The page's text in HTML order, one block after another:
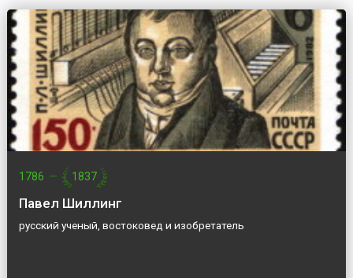
1786 — 1837
Павел Шиллинг
русский ученый, востоковед и изобретатель